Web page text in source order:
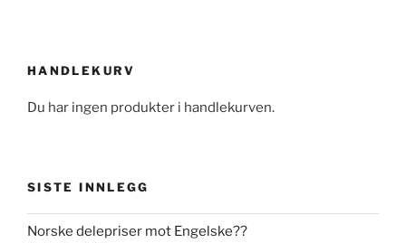
HANDLEKURV
Du har ingen produkter i handlekurven.
SISTE INNLEGG
Norske delepriser mot Engelske??